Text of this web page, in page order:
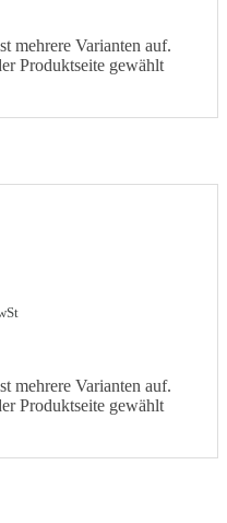
mehrere Varianten auf.
Produktseite gewählt
mehrere Varianten auf.
Produktseite gewählt